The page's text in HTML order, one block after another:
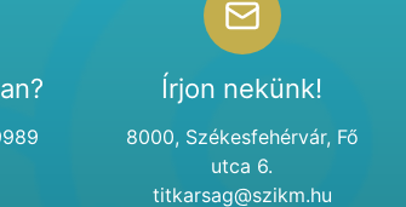
Írjon nekünk!
8000, Székesfehérvár, Fő
utca 6.
titkarsag@szikm.hu